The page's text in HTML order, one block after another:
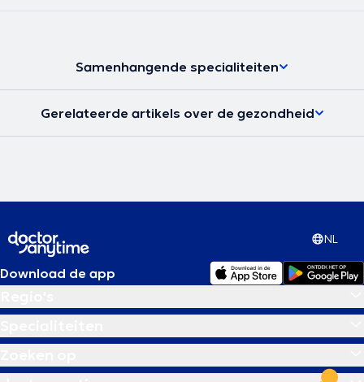
Samenhangende specialiteiten
Gerelateerde artikels over de gezondheid
NL
Download de app